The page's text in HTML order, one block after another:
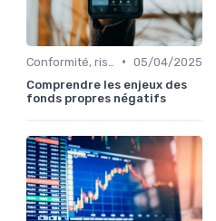
• 05/04/2025
Comprendre les enjeux des
fonds propres négatifs